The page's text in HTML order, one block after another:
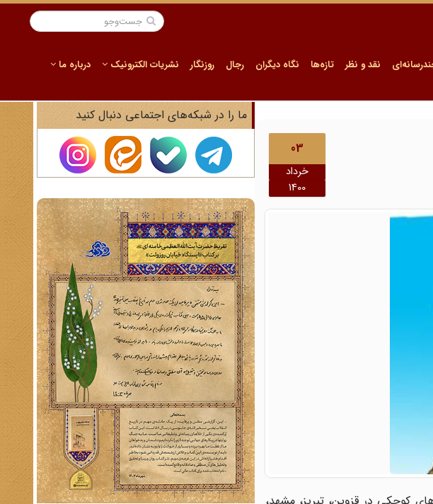
نقد و نظر تازه‌ها نگاه دیگران رجال روزنگار نشریات الکترونیک درباره ما
03
خرداد
1400
ما را در شبکه‌های اجتماعی دنبال کنید